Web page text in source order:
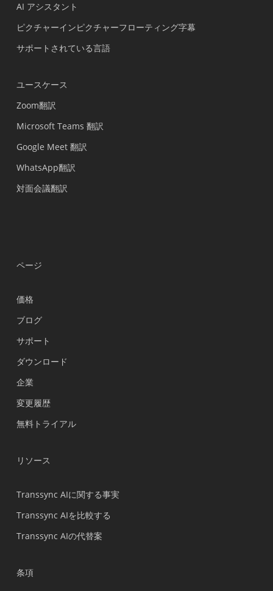
AI アシスタント
ピクチャーインピクチャーフローティング字幕
サポートされている言語
ユースケース
Zoom翻訳
Microsoft Teams 翻訳
Google Meet 翻訳
WhatsApp翻訳
対面会議翻訳
ページ
価格
ブログ
サポート
ダウンロード
企業
変更履歴
無料トライアル
リソース
Transsync AIに関する事実
Transsync AIを比較する
Transsync AIの代替案
条項